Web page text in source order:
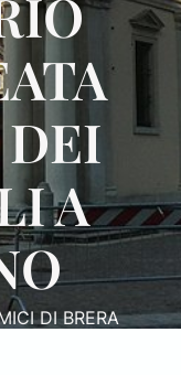
A
DI BRERA